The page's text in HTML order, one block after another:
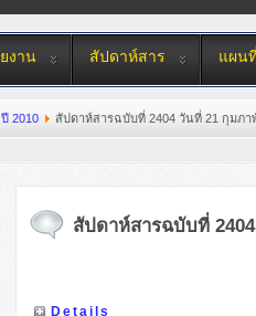
งาน สัปดาห์สาร แผน
ปี 2010 สัปดาห์สารฉบับที่ 2404 วันที่ 21 กุมภา
สัปดาห์สารฉบับที่
Details